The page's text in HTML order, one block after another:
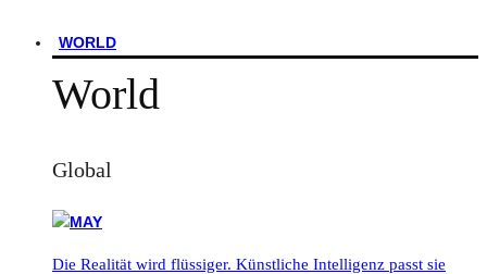
WORLD
World
Global
Die Realität wird flüssiger. Künstliche Intelligenz passt sie